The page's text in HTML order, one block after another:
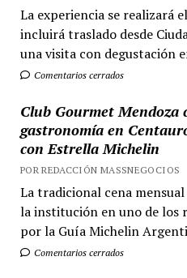
La experiencia se realizará
incluirá traslado desde
una visita con degustación
Comentarios cerrados
Club Gourmet Mendoza
gastronomía en
con Estrella Michelin
POR REDACCIÓN MASSNEGOCIOS
La tradicional cena
la institución en uno de los
por la Guía Michelin
Comentarios cerrados